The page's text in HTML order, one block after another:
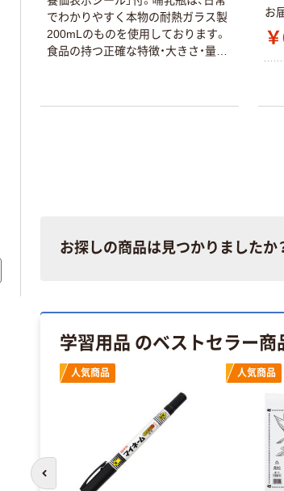
でわかりやすく本物の耐熱ガラス製
200mLのものを使用しております。
食品の持つ正確な特徴・大きさ・量目
お
お探しの商品は見つかりましたか
学習用品 のベストセラー商
人気商品 人気商品
前のスライドへ
本気プライス
ペーパータオル
FSC認証紙 アス
レクリーナー
￥330~ （税込）
シ
ル
￥
オリジナル
￥